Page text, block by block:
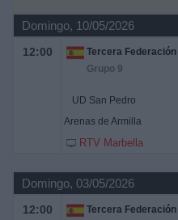
Domingo, 10/05/2026
12:00
Tercera Federación
Grupo 9
UD San Pedro
Arenas de Armilla
RTV Marbella
Domingo, 03/05/2026
12:00
Tercera Federación